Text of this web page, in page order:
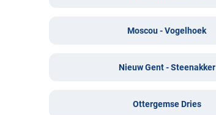
Moscou - Vogelhoek
Nieuw Gent - Steenakker
Ottergemse Dries